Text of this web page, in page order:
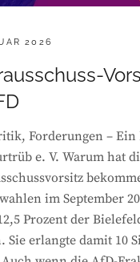
2026
Forderungen – Ein
e. V. Warum hat
im September
Prozent der
Sie erlangte damit 10